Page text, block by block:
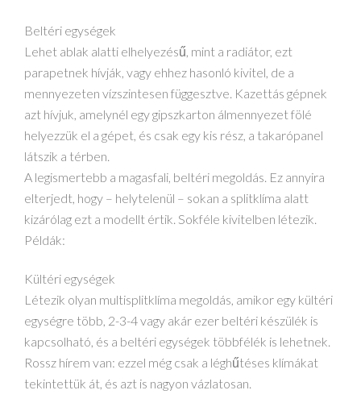
Beltéri egységek
Lehet ablak alatti elhelyezésű, mint a radiátor, ezt
parapetnek hívják, vagy ehhez hasonló kivitel, de a
mennyezeten vízszintesen függesztve. Kazettás gépnek
azt hívjuk, amelynél egy gipszkarton álmennyezet fölé
helyezzük el a gépet, és csak egy kis rész, a takarópanel
látszik a térben.
A legismertebb a magasfali, beltéri megoldás. Ez annyira
elterjedt, hogy – helytelenül – sokan a splitklíma alatt
kizárólag ezt a modellt értik. Sokféle kivitelben létezik.
Példák:
Kültéri egységek
Létezik olyan multisplitklíma megoldás, amikor egy kültéri
egységre több, 2-3-4 vagy akár ezer beltéri készülék is
kapcsolható, és a beltéri egységek többfélék is lehetnek.
Rossz hírem van: ezzel még csak a léghűtéses klímákat
tekintettük át, és azt is nagyon vázlatosan.